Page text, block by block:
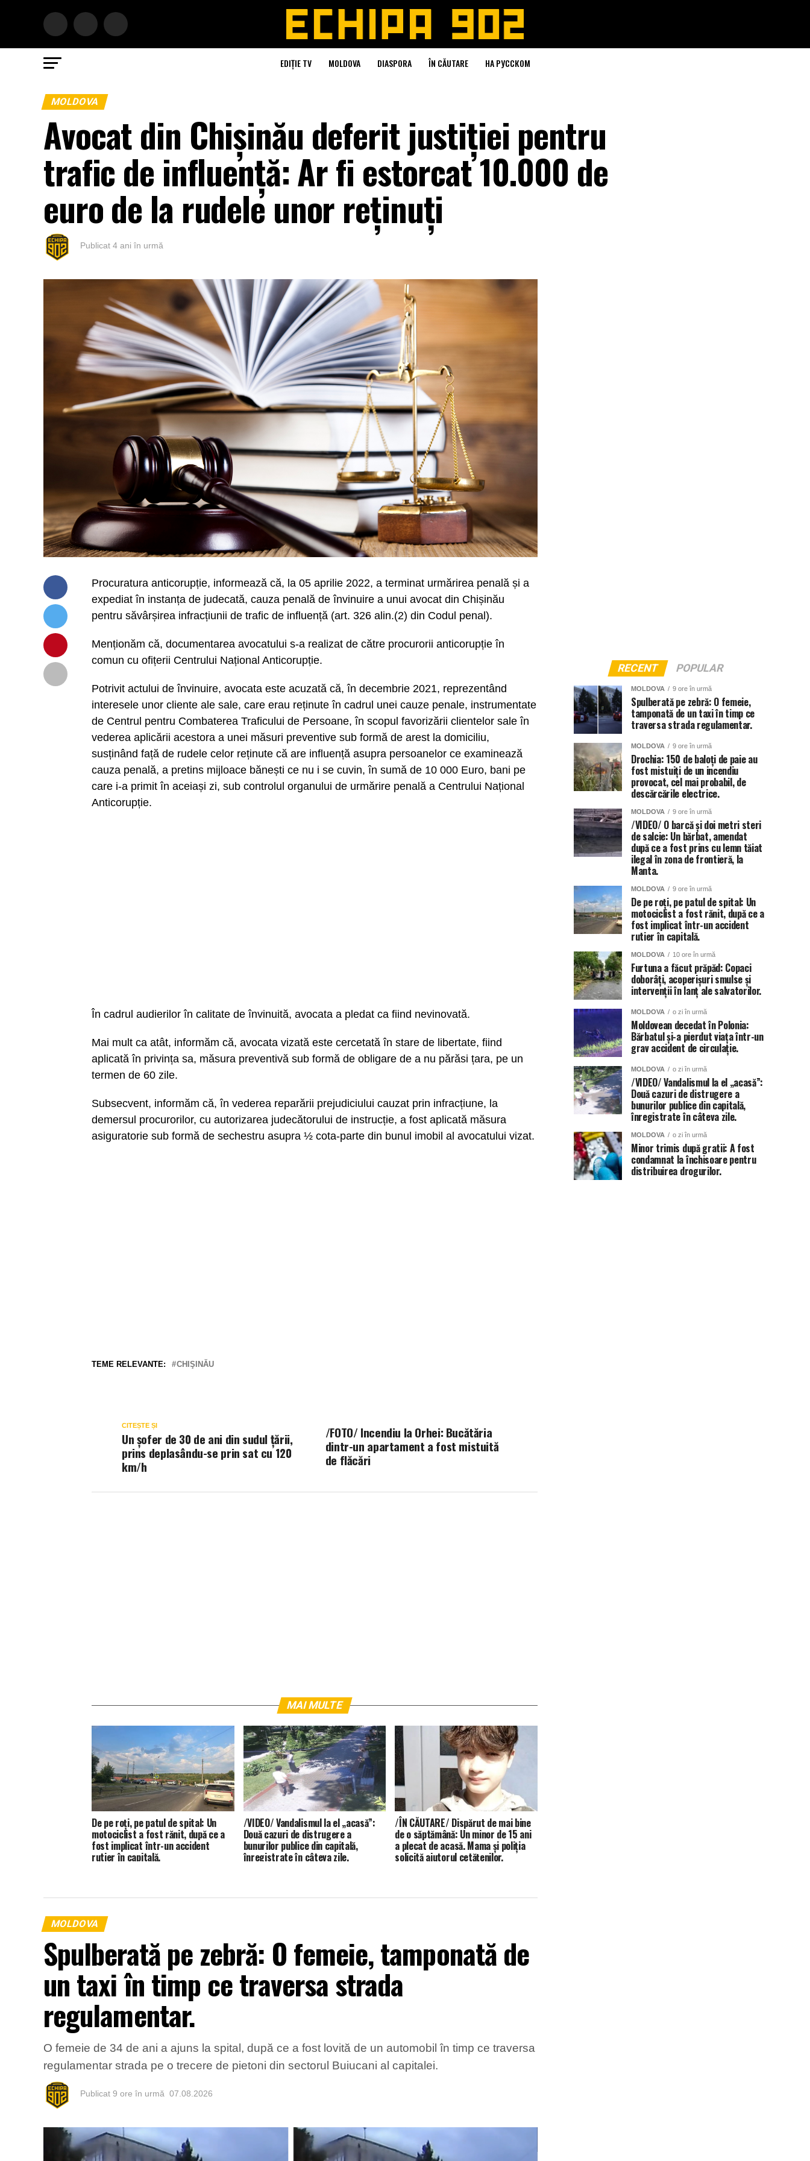
EDIȚIE TV MOLDOVA DIASPORA ÎN CĂUTARE НА РУССКОМ
MOLDOVA
Avocat din Chișinău deferit justiției pentru
trafic de influență: Ar fi estorcat 10.000 de
euro de la rudele unor reținuți
Publicat 4 ani în urmă
Procuratura anticorupție, informează că, la 05 aprilie 2022, a terminat urmărirea penală și a
expediat în instanța de judecată, cauza penală de învinuire a unui avocat din Chișinău
pentru săvârșirea infracțiunii de trafic de influență (art. 326 alin.(2) din Codul penal).
Menționăm că, documentarea avocatului s-a realizat de către procurorii anticorupție în
comun cu ofițerii Centrului Național Anticorupție.
Potrivit actului de învinuire, avocata este acuzată că, în decembrie 2021, reprezentând
interesele unor cliente ale sale, care erau reținute în cadrul unei cauze penale, instrumentate
de Centrul pentru Combaterea Traficului de Persoane, în scopul favorizării clientelor sale în
vederea aplicării acestora a unei măsuri preventive sub formă de arest la domiciliu,
susținând față de rudele celor reținute că are influență asupra persoanelor ce examinează
cauza penală, a pretins mijloace bănești ce nu i se cuvin, în sumă de 10 000 Euro, bani pe
care i-a primit în aceiași zi, sub controlul organului de urmărire penală a Centrului Național
Anticorupție.
În cadrul audierilor în calitate de învinuită, avocata a pledat ca fiind nevinovată.
Mai mult ca atât, informăm că, avocata vizată este cercetată în stare de libertate, fiind
aplicată în privința sa, măsura preventivă sub formă de obligare de a nu părăsi țara, pe un
termen de 60 zile.
Subsecvent, informăm că, în vederea reparării prejudiciului cauzat prin infracțiune, la
demersul procurorilor, cu autorizarea judecătorului de instrucție, a fost aplicată măsura
asiguratorie sub formă de sechestru asupra ½ cota-parte din bunul imobil al avocatului vizat.
TEME RELEVANTE: CHIŞINĂU
/FOTO/ Incendiu la Orhei: Bucătăria
dintr-un apartament a fost mistuită
de flăcări
CITEȘTE ȘI
Un șofer de 30 de ani din sudul țării,
prins deplasându-se prin sat cu 120
km/h
MAI MULTE
De pe roți, pe patul de spital: Un
motociclist a fost rănit, după ce a
fost implicat într-un accident
rutier în capitală.
/VIDEO/ Vandalismul la el „acasă”:
Două cazuri de distrugere a
bunurilor publice din capitală,
înregistrate în câteva zile.
/ÎN CĂUTARE/ Dispărut de mai bine
de o săptămână: Un minor de 15 ani
a plecat de acasă. Mama și poliția
solicită ajutorul cetățenilor.
MOLDOVA
Spulberată pe zebră: O femeie, tamponată de
un taxi în timp ce traversa strada
regulamentar.
O femeie de 34 de ani a ajuns la spital, după ce a fost lovită de un automobil în timp ce traversa
regulamentar strada pe o trecere de pietoni din sectorul Buiucani al capitalei.
Publicat 9 ore în urmă 07.08.2026
RECENT POPULAR
MOLDOVA 9 ore în urmă
Spulberată pe zebră: O femeie,
tamponată de un taxi în timp ce
traversa strada regulamentar.
MOLDOVA 9 ore în urmă
Drochia: 150 de baloți de paie au
fost mistuiți de un incendiu
provocat, cel mai probabil, de
descărcările electrice.
MOLDOVA 9 ore în urmă
/VIDEO/ O barcă și doi metri steri
de salcie: Un bărbat, amendat
după ce a fost prins cu lemn tăiat
ilegal în zona de frontieră, la
Manta.
MOLDOVA 9 ore în urmă
De pe roți, pe patul de spital: Un
motociclist a fost rănit, după ce a
fost implicat într-un accident
rutier în capitală.
MOLDOVA 10 ore în urmă
Furtuna a făcut prăpăd: Copaci
doborâți, acoperișuri smulse și
intervenții în lanț ale salvatorilor.
MOLDOVA o zi în urmă
Moldovean decedat în Polonia:
Bărbatul și-a pierdut viața într-un
grav accident de circulație.
MOLDOVA o zi în urmă
/VIDEO/ Vandalismul la el „acasă”:
Două cazuri de distrugere a
bunurilor publice din capitală,
înregistrate în câteva zile.
MOLDOVA o zi în urmă
Minor trimis după gratii: A fost
condamnat la închisoare pentru
distribuirea drogurilor.